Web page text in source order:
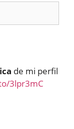
de mi perfil
3lpr3mC